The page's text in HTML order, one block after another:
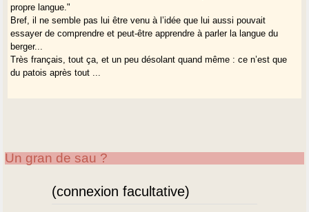
propre langue."
Bref, il ne semble pas lui être venu à l’idée que lui aussi pouvait
essayer de comprendre et peut-être apprendre à parler la langue du
berger...
Très français, tout ça, et un peu désolant quand même : ce n’est que
du patois après tout ...
Un gran de sau ?
(connexion facultative)